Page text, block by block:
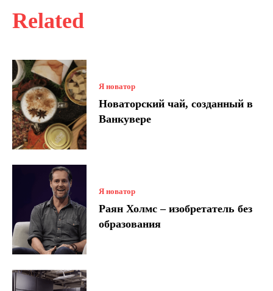
Related
Я новатор
Новаторский чай, созданный в
Ванкувере
Я новатор
Раян Холмс – изобретатель без
образования